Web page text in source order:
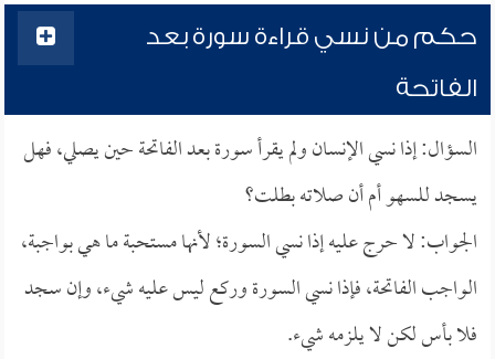
حكم من نسي قراءة سورة بعد
الفاتحة
السؤال: إذا نسي الإنسان ولم يقرأ سورة بعد الفاتحة حين يصلي، فهل
يسجد للسهو أم أن صلاته بطلت؟
الجواب: لا حرج عليه إذا نسي السورة؛ لأنها مستحبة ما هي بواجبة،
الواجب الفاتحة، فإذا نسي السورة وركع ليس عليه شيء، وإن سجد
فلا بأس لكن لا يلزمه شيء.